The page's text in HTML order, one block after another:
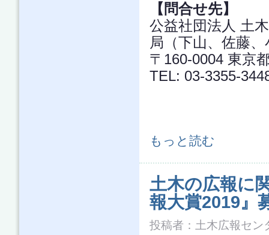
【問合せ先】
公益社団法人 土
局（下山、佐藤、
〒160-0004 東京
TEL: 03-3355-
「土木広報大賞2019」 最優秀賞は
もっと読む
土木の広報に
報大賞2019』
投稿者： 土木広報セン